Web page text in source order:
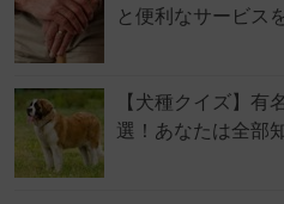
と便利なサービス
【犬種クイズ】有
選！あなたは全部